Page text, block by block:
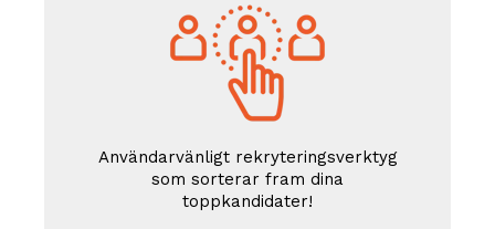
Användarvänligt rekryteringsverktyg
som sorterar fram dina
toppkandidater!